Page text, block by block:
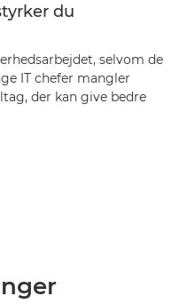
du
selvom de
IT chefer mangler
der kan give bedre